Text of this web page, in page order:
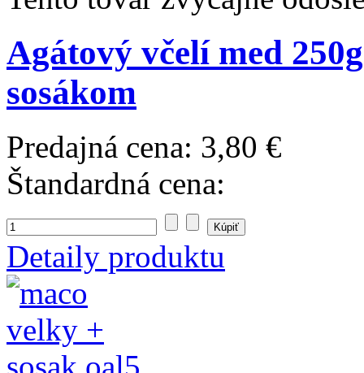
Agátový včelí med
sosákom
Predajná cena: 3,80 €
Štandardná cena:
Detaily produktu